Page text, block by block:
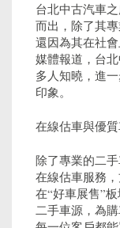
台北中古汽車
而出，除了其
還因為其在社
媒體報道，台
多人知曉，進
印象。
在線估車與優
除了專業的二
在線估車服務
在“好車展售”
二手車源，為